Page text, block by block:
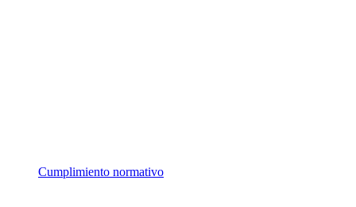
Cumplimiento normativo